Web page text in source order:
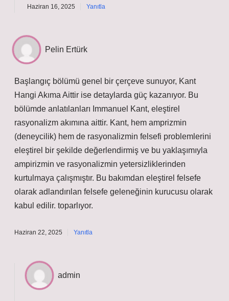
Haziran 16, 2025 Yanıtla
Pelin Ertürk
Başlangıç bölümü genel bir çerçeve sunuyor, Kant
Hangi Akıma Aittir ise detaylarda güç kazanıyor. Bu
bölümde anlatılanları Immanuel Kant, eleştirel
rasyonalizm akımına aittir. Kant, hem amprizmin
(deneycilik) hem de rasyonalizmin felsefi problemlerini
eleştirel bir şekilde değerlendirmiş ve bu yaklaşımıyla
ampirizmin ve rasyonalizmin yetersizliklerinden
kurtulmaya çalışmıştır. Bu bakımdan eleştirel felsefe
olarak adlandırılan felsefe geleneğinin kurucusu olarak
kabul edilir. toparlıyor.
Haziran 22, 2025 Yanıtla
admin